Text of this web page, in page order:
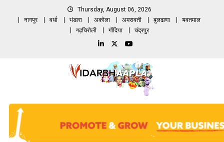
Thursday, August 06, 2026
नागपुर
वर्धा भंडारा अकोला अमरावती बुलढाणा
यवतमाल
गढ़चिरोली
गोंदिया चंद्रपुर